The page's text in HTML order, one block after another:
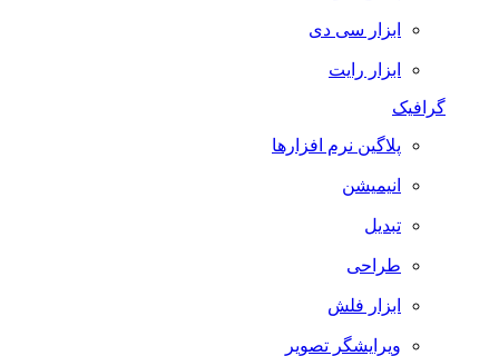
ابزار سی دی
ابزار رایت
گرافیک
پلاگین نرم افزارها
انیمیشن
تبدیل
طراحی
ابزار فلش
ویرایشگر تصویر